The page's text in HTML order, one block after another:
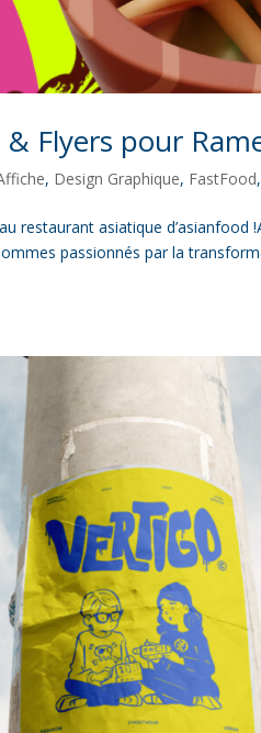
Flyers pour
, Design Graphique, FastFood,
restaurant asiatique d’asianfood
passionnés par la